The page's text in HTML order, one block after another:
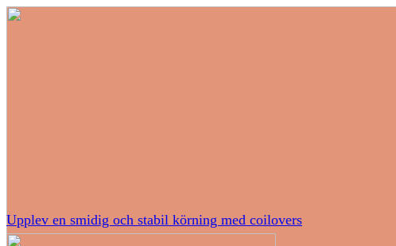
Upplev en smidig och stabil körning med coilovers